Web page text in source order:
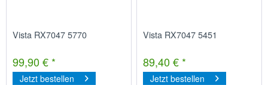
Vista RX7047 5770
99,90 € *
Jetzt bestellen
Vista RX7047 5451
89,40 € *
Jetzt bestellen